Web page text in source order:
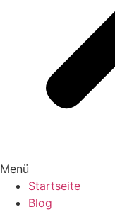
Menü
Startseite
Blog